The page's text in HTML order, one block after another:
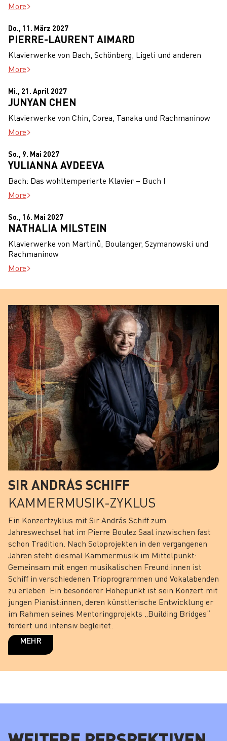
More
Do., 11. März 2027
PIERRE-LAURENT AIMARD
Klavierwerke von Bach, Schönberg, Ligeti und anderen
More
Mi., 21. April 2027
JUNYAN CHEN
Klavierwerke von Chin, Corea, Tanaka und Rachmaninow
More
So., 9. Mai 2027
YULIANNA AVDEEVA
Bach: Das wohltemperierte Klavier – Buch I
More
So., 16. Mai 2027
NATHALIA MILSTEIN
Klavierwerke von Martinů, Boulanger, Szymanowski und
Rachmaninow
More
SIR ANDRÁS SCHIFF
KAMMERMUSIK-ZYKLUS
Ein Konzertzyklus mit Sir András Schiff zum
Jahreswechsel hat im Pierre Boulez Saal inzwischen fast
schon Tradition. Nach Soloprojekten in den vergangenen
Jahren steht diesmal Kammermusik im Mittelpunkt:
Gemeinsam mit engen musikalischen Freund:innen ist
Schiff in verschiedenen Trioprogrammen und Vokalabenden
zu erleben. Ein besonderer Höhepunkt ist sein Konzert mit
jungen Pianist:innen, deren künstlerische Entwicklung er
im Rahmen seines Mentoringprojekts „Building Bridges“
fördert und intensiv begleitet.
MEHR